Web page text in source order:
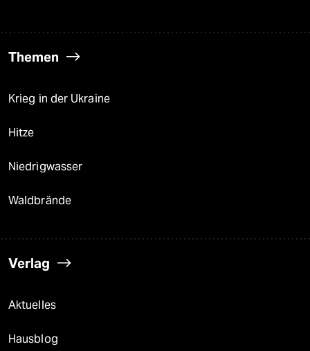
Themen
Krieg in der Ukraine
Hitze
Niedrigwasser
Waldbrände
Verlag
Aktuelles
Hausblog